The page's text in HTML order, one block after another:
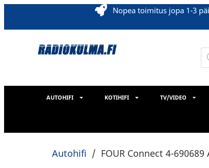
Nopea toimitus jopa 1-3
AUTOHIFI KOTIHIFI TV/VIDEO
Autohifi / FOUR Connect 4-